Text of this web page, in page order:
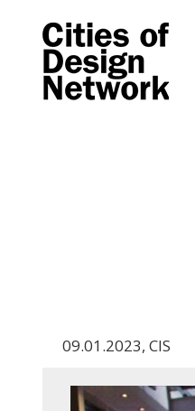
09.01.2023, CIS